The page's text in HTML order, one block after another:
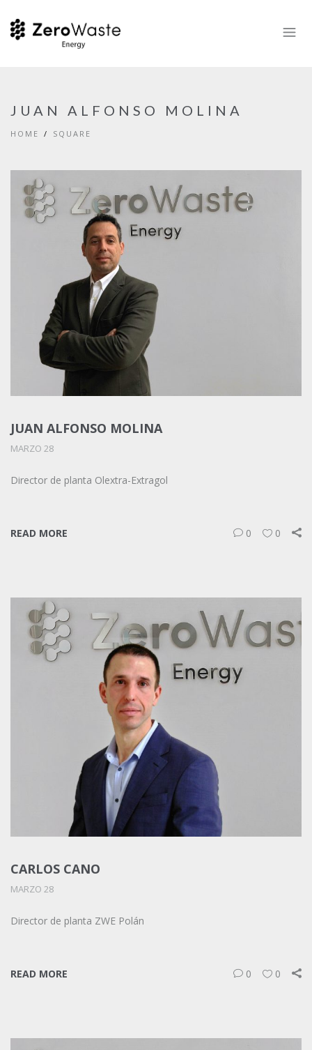
JUAN ALFONSO MOLINA
HOME SQUARE
JUAN ALFONSO MOLINA
MARZO 28
Director de planta Olextra-Extragol
READ MORE 0 0
CARLOS CANO
MARZO 28
Director de planta ZWE Polán
READ MORE 0 0